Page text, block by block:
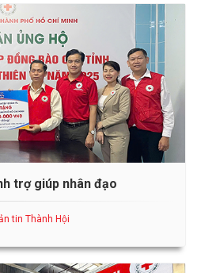
trợ giúp nhân đạo
tin Thành Hội